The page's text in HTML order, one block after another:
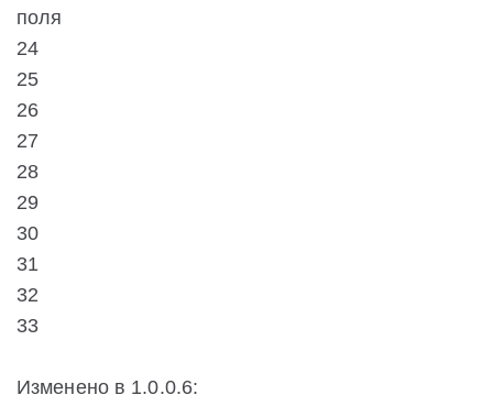
поля
24
25
26
27
28
29
30
31
32
33
Изменено в 1.0.0.6: